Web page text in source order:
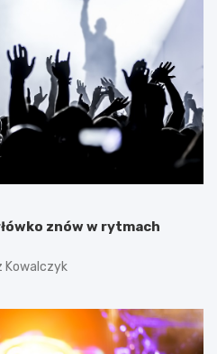
znów w rytmach
Kowalczyk